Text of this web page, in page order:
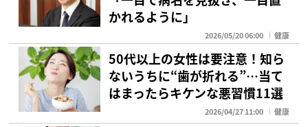
かれるように」
2026/05/20 06:00 健康
50代以上の女性は要注意！知ら
ないうちに“歯が折れる”…当て
はまったらキケンな悪習慣11選
2026/04/27 11:00 健康